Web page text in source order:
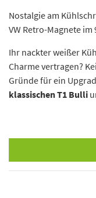
Nostalgie am
VW Retro-Magnete im
Ihr nackter weißer
Charme vertragen?
Gründe für ein
klassischen T1 Bulli